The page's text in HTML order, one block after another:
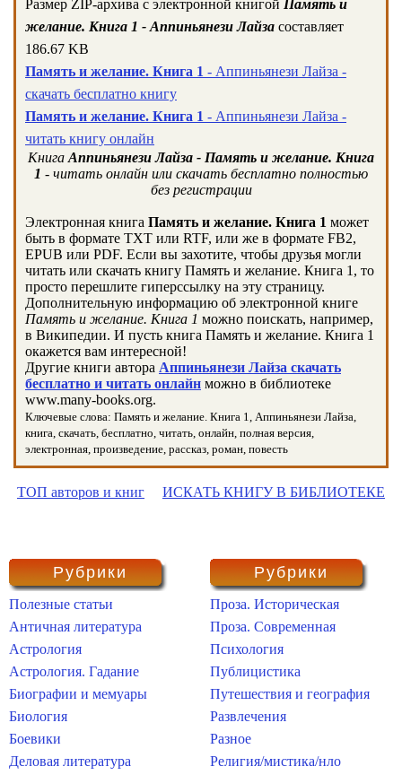
Размер ZIP-архива c электронной книгой Память и
желание. Книга 1 - Аппиньянези Лайза составляет
186.67 KB
Память и желание. Книга 1 - Аппиньянези Лайза -
скачать бесплатно книгу
Память и желание. Книга 1 - Аппиньянези Лайза -
читать книгу онлайн
Книга Аппиньянези Лайза - Память и желание. Книга
1 - читать онлайн или скачать бесплатно полностью
без регистрации
Электронная книга Память и желание. Книга 1 может
быть в формате TXT или RTF, или же в формате FB2,
EPUB или PDF. Если вы захотите, чтобы друзья могли
читать или скачать книгу Память и желание. Книга 1, то
просто перешлите гиперссылку на эту страницу.
Дополнительную информацию об электронной книге
Память и желание. Книга 1 можно поискать, например,
в Википедии. И пусть книга Память и желание. Книга 1
окажется вам интересной!
Другие книги автора Аппиньянези Лайза скачать
бесплатно и читать онлайн можно в библиотеке
www.many-books.org.
Ключевые слова: Память и желание. Книга 1, Аппиньянези Лайза,
книга, скачать, бесплатно, читать, онлайн, полная версия,
электронная, произведение, рассказ, роман, повесть
ТОП авторов и книг ИСКАТЬ КНИГУ В БИБЛИОТЕКЕ
Рубрики
Полезные статьи
Античная литература
Астрология
Астрология. Гадание
Биографии и мемуары
Биология
Боевики
Деловая литература
Рубрики
Проза. Историческая
Проза. Современная
Психология
Публицистика
Путешествия и география
Развлечения
Разное
Религия/мистика/нло